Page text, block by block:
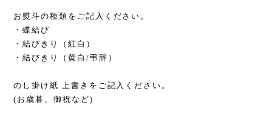
お熨斗の種類をご記入ください。
・蝶結び
・結びきり（紅白）
・結びきり（黄白/弔辞）
のし掛け紙 上書きをご記入ください。
(お歳暮、御祝など)